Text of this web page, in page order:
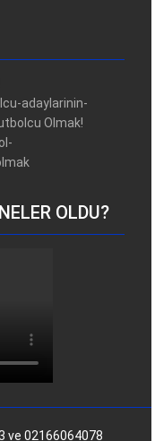
adaylarinin-
Olmak!
OLDU?
ve 02166064078